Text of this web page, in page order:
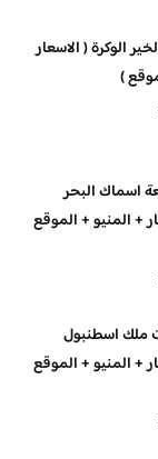
الوكرة ( الاسعار
)
اسماك البحر
+ المنيو + الموقع
ملك اسطنبول
+ المنيو + الموقع